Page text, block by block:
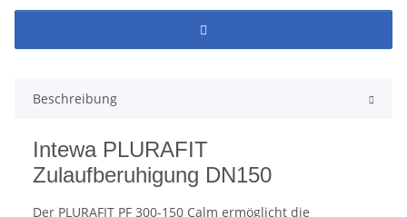
Beschreibung
Intewa PLURAFIT
Zulaufberuhigung DN150
Der PLURAFIT PF 300-150 Calm ermöglicht die